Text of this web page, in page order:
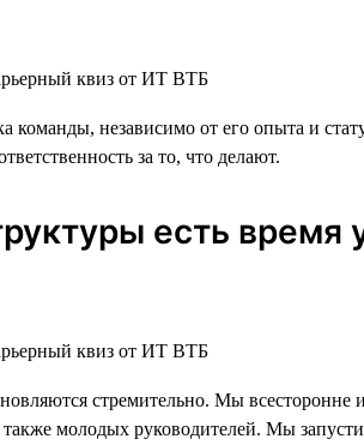
команды, независимо от его опыта и
за то, что делают.
есть время
стремительно. Мы всесторонне
молодых руководителей. Мы